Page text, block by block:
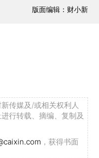
版面编辑：财小新
传媒及/或相关权利人
行转载、摘编、复制及
，获得书面